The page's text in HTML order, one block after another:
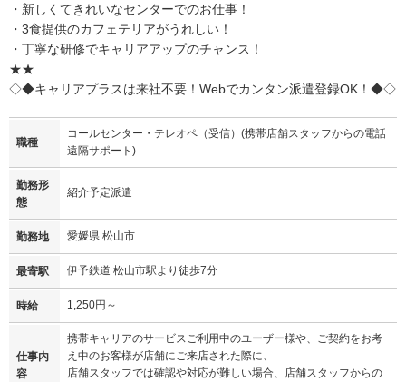
・新しくてきれいなセンターでのお仕事！
・3食提供のカフェテリアがうれしい！
・丁寧な研修でキャリアアップのチャンス！
★★
◇◆キャリアプラスは来社不要！Webでカンタン派遣登録OK！◆◇
職種
コールセンター・テレオペ（受信）(携帯店舗スタッフからの電話
遠隔サポート)
勤務形
態
紹介予定派遣
勤務地 愛媛県 松山市
最寄駅 伊予鉄道 松山市駅より徒歩7分
時給 1,250円～
仕事内
容
携帯キャリアのサービスご利用中のユーザー様や、ご契約をお考
え中のお客様が店舗にご来店された際に、
店舗スタッフでは確認や対応が難しい場合、店舗スタッフからの